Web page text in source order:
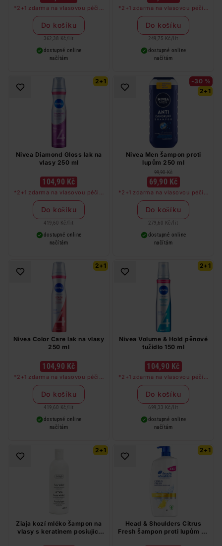
*2+1 zdarma na vlasovou péči v
libovolné kombinaci, nejlevnější
produkt zdarma. Neplatí na
barvy na vlasy a cestovní balení.
Do košíku
362,38 Kč / lit
dostupné online
načítám
*2+1 zdarma na vlasovou péči v
libovolné kombinaci, nejlevnější
produkt zdarma. Neplatí na
barvy na vlasy a cestovní balení.
Do košíku
249,75 Kč / lit
dostupné online
načítám
2+1
Nivea Diamond Gloss lak na
vlasy 250 ml
104,90 Kč
*2+1 zdarma na vlasovou péči v
libovolné kombinaci, nejlevnější
produkt zdarma. Neplatí na
barvy na vlasy a cestovní balení.
Do košíku
419,60 Kč / lit
dostupné online
načítám
-30 %
2+1
Nivea Men šampon proti
lupům 250 ml
99,90 Kč
69,90 Kč
*2+1 zdarma na vlasovou péči v
libovolné kombinaci, nejlevnější
produkt zdarma. Neplatí na
barvy na vlasy a cestovní balení.
Do košíku
279,60 Kč / lit
dostupné online
načítám
2+1
Nivea Color Care lak na vlasy
250 ml
104,90 Kč
*2+1 zdarma na vlasovou péči v
libovolné kombinaci, nejlevnější
produkt zdarma. Neplatí na
barvy na vlasy a cestovní balení.
Do košíku
419,60 Kč / lit
dostupné online
načítám
2+1
Nivea Volume & Hold pěnové
tužidlo 150 ml
104,90 Kč
*2+1 zdarma na vlasovou péči v
libovolné kombinaci, nejlevnější
produkt zdarma. Neplatí na
barvy na vlasy a cestovní balení.
Do košíku
699,33 Kč / lit
dostupné online
načítám
2+1
Ziaja kozí mléko šampon na
vlasy s keratinem posiující
2+1
Head & Shoulders Citrus
Fresh šampon proti lupům na